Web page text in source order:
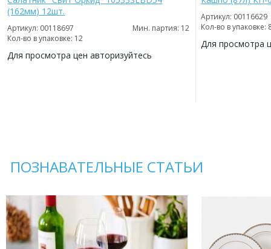
(162мм) 12шт.
Артикул: 00118697
Мин. партия: 12
Кол-во в упаковке: 12
Для просмотра цен авторизуйтесь
Артикул: 00116629
Кол-во в упаковке:
Для просмотра
ПОЗНАВАТЕЛЬНЫЕ СТАТЬИ